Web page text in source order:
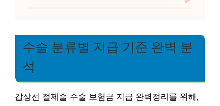
수술 분류별 지급 기준 완벽 분
석
갑상선 절제술 수술 보험금 지급 완벽정리를 위해,